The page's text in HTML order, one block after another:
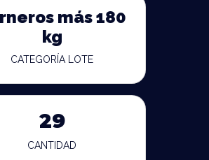
más 180
kg
CATEGORÍA LOTE
29
CANTIDAD